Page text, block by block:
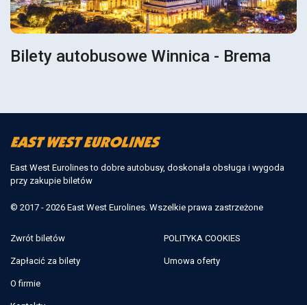
Bilety autobusowe Winnica - Brema
East West Eurolines to dobre autobusy, doskonała obsługa i wygoda
przy zakupie biletów
© 2017 - 2026 East West Eurolines. Wszelkie prawa zastrzeżone
Zwrót biletów
Zapłacić za bilety
O firmie
POLITYKA COOKIES
Umowa oferty